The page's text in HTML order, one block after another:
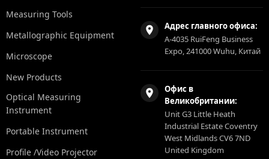
Measuring Tools
Metallographic Equipment
Microscope
New Products
Optical Measuring
Instrument
Portable Instrument
Profile /Video Projector
Адрес главного офиса:
A-4035 RuiFeng Business
Expo, 241000 Wuhu, Китай
Офис в
Великобритании:
Unit G3 Little Heath
Industrial Estate Coventry
West Midlands CV6 7ND
United Kingdom